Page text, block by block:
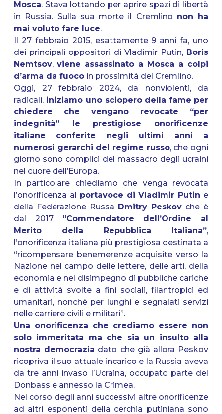
Mosca. Stava lottando per aprire spazi di libertà
in Russia. Sulla sua morte il Cremlino non ha
mai voluto fare luce.
Il 27 febbraio 2015, esattamente 9 anni fa, uno
dei principali oppositori di Vladimir Putin, Boris
Nemtsov, viene assassinato a Mosca a colpi
d’arma da fuoco in prossimità del Cremlino.
Oggi, 27 febbraio 2024, da nonviolenti, da
radicali, iniziamo uno sciopero della fame per
chiedere che vengano revocate “per
indegnità” le prestigiose onorificenze
italiane conferite negli ultimi anni a
numerosi gerarchi del regime russo, che ogni
giorno sono complici del massacro degli ucraini
nel cuore dell’Europa.
In particolare chiediamo che venga revocata
l’onorificenza al portavoce di Vladimir Putin e
della Federazione Russa Dmitry Peskov che è
dal 2017 “Commendatore dell’Ordine al
Merito della Repubblica Italiana”,
l’onorificenza italiana più prestigiosa destinata a
“ricompensare benemerenze acquisite verso la
Nazione nel campo delle lettere, delle arti, della
economia e nel disimpegno di pubbliche cariche
e di attività svolte a fini sociali, filantropici ed
umanitari, nonché per lunghi e segnalati servizi
nelle carriere civili e militari”.
Una onorificenza che crediamo essere non
solo immeritata ma che sia un insulto alla
nostra democrazia dato che già allora Peskov
ricopriva il suo attuale incarico e la Russia aveva
da tre anni invaso l’Ucraina, occupato parte del
Donbass e annesso la Crimea.
Nel corso degli anni successivi altre onorificenze
ad altri esponenti della cerchia putiniana sono